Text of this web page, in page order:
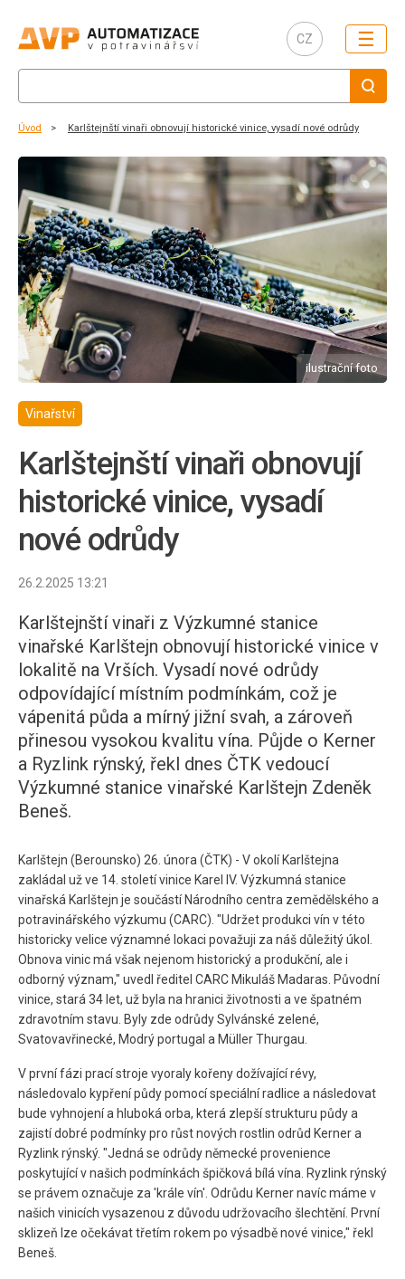
CZ ☰
Úvod Karlštejnští vinaři obnovují historické vinice, vysadí nové odrůdy
ilustrační foto
Vinařství
Karlštejnští vinaři obnovují
historické vinice, vysadí
nové odrůdy
26.2.2025 13:21
Karlštejnští vinaři z Výzkumné stanice
vinařské Karlštejn obnovují historické vinice v
lokalitě na Vrších. Vysadí nové odrůdy
odpovídající místním podmínkám, což je
vápenitá půda a mírný jižní svah, a zároveň
přinesou vysokou kvalitu vína. Půjde o Kerner
a Ryzlink rýnský, řekl dnes ČTK vedoucí
Výzkumné stanice vinařské Karlštejn Zdeněk
Beneš.
Karlštejn (Berounsko) 26. února (ČTK) - V okolí Karlštejna
zakládal už ve 14. století vinice Karel IV. Výzkumná stanice
vinařská Karlštejn je součástí Národního centra zemědělského a
potravinářského výzkumu (CARC). "Udržet produkci vín v této
historicky velice významné lokaci považuji za náš důležitý úkol.
Obnova vinic má však nejenom historický a produkční, ale i
odborný význam," uvedl ředitel CARC Mikuláš Madaras. Původní
vinice, stará 34 let, už byla na hranici životnosti a ve špatném
zdravotním stavu. Byly zde odrůdy Sylvánské zelené,
Svatovavřinecké, Modrý portugal a Müller Thurgau.
V první fázi prací stroje vyoraly kořeny dožívající révy,
následovalo kypření půdy pomocí speciální radlice a následovat
bude vyhnojení a hluboká orba, která zlepší strukturu půdy a
zajistí dobré podmínky pro růst nových rostlin odrůd Kerner a
Ryzlink rýnský. "Jedná se odrůdy německé provenience
poskytující v našich podmínkách špičková bílá vína. Ryzlink rýnský
se právem označuje za 'krále vín'. Odrůdu Kerner navíc máme v
našich vinicích vysazenou z důvodu udržovacího šlechtění. První
sklizeň lze očekávat třetím rokem po výsadbě nové vinice," řekl
Beneš.